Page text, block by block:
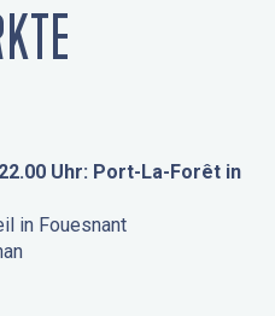
Uhr: Port-La-Forêt in
in Fouesnant